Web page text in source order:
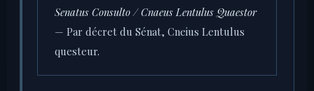
Senatus Consulto / Cnaeus Lentulus Quaestor
— Par décret du Sénat, Cneius Lentulus
questeur.